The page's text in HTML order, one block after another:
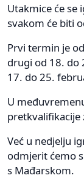
Utakmice će se
svakom će biti
Prvi termin je
drugi od 18. do
17. do 25.
U
pretkvalifikacije
Već u nedjelju
odmjerit ćemo
s Mađarskom.